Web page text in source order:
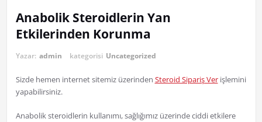
Anabolik Steroidlerin Yan
Etkilerinden Korunma
Yazar: admin kategorisi Uncategorized
Sizde hemen internet sitemiz üzerinden Steroid Sipariş Verişlemini
yapabilirsiniz.
Anabolik steroidlerin kullanımı, sağlığımız üzerinde ciddi etkilere